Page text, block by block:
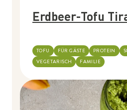
Erdbeer-Tofu
TOFU FÜR GÄSTE PROTEIN
VEGETARISCH
FAMILIE